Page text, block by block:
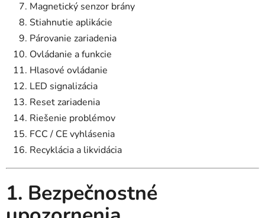
Magnetický senzor brány
Stiahnutie aplikácie
Párovanie zariadenia
Ovládanie a funkcie
Hlasové ovládanie
LED signalizácia
Reset zariadenia
Riešenie problémov
FCC / CE vyhlásenia
Recyklácia a likvidácia
1. Bezpečnostné